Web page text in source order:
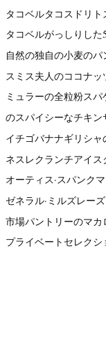
タコベルタコスドリト
タコベルがっしりした
自然の独自の小麦のパ
スミス夫人のココナッ
ミュラーの全粒粉スパ
のスパイシーなチキン
イチゴバナナギリシャ
ネスレクランチアイス
オーティス·スパンク
ゼネラル·ミルズレー
市場パントリーのマカ
プライベートセレク